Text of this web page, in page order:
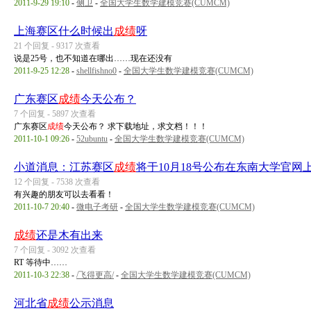
2011-9-29 19:10 - 侧卫 - 全国大学生数学建模竞赛(CUMCM)
上海赛区什么时候出 成绩呀
21 个回复 - 9317 次查看
说是25号，也不知道在哪出……现在还没有
2011-9-25 12:28 - shellfishno0 - 全国大学生数学建模竞赛(CUMCM)
广东赛区成绩今天公布？
7 个回复 - 5897 次查看
广东赛区成绩今天公布？ 求下载地址，求文档！！！
2011-10-1 09:26 - 52ubuntu - 全国大学生数学建模竞赛(CUMCM)
小道消息：江苏赛区成绩将于10月18号公布在东南大学官网
12 个回复 - 7538 次查看
有兴趣的朋友可以去看看！
2011-10-7 20:40 - 微电子考研 - 全国大学生数学建模竞赛(CUMCM)
成绩还是木有出来
7 个回复 - 3092 次查看
RT 等待中……
2011-10-3 22:38 - /飞得更高/ - 全国大学生数学建模竞赛(CUMCM)
河北省成绩公示消息